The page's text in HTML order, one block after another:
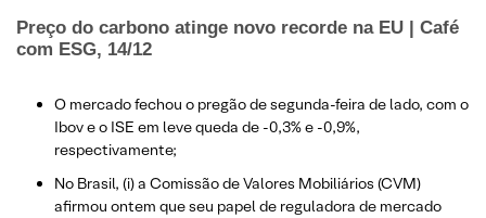
Preço do carbono atinge novo recorde na EU | Café
com ESG, 14/12
O mercado fechou o pregão de segunda-feira de lado, com o
Ibov e o ISE em leve queda de -0,3% e -0,9%,
respectivamente;
No Brasil, (i) a Comissão de Valores Mobiliários (CVM)
afirmou ontem que seu papel de reguladora de mercado